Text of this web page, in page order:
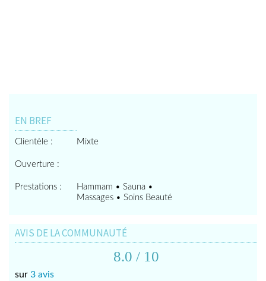
EN BREF
Clientèle : Mixte
Ouverture :
Prestations :
Hammam • Sauna •
Massages • Soins Beauté
AVIS DE LA COMMUNAUTÉ
8.0 / 10
sur 3 avis